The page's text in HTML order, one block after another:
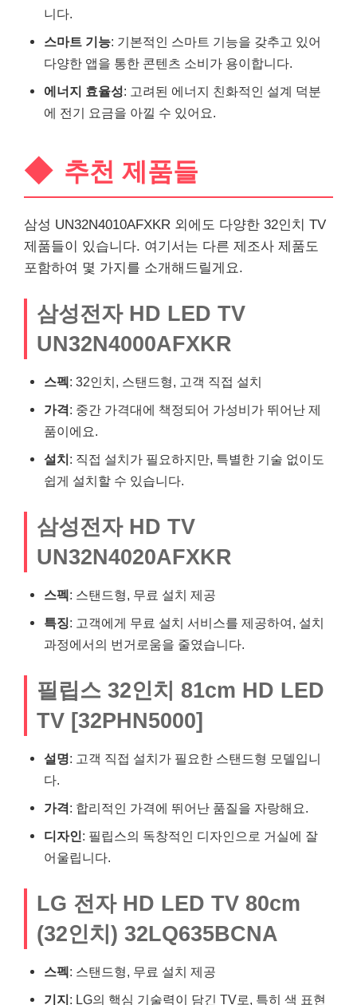
니다.
스마트 기능: 기본적인 스마트 기능을 갖추고 있어
다양한 앱을 통한 콘텐츠 소비가 용이합니다.
에너지 효율성: 고려된 에너지 친화적인 설계 덕분
에 전기 요금을 아낄 수 있어요.
추천 제품들
삼성 UN32N4010AFXKR 외에도 다양한 32인치 TV
제품들이 있습니다. 여기서는 다른 제조사 제품도
포함하여 몇 가지를 소개해드릴게요.
삼성전자 HD LED TV
UN32N4000AFXKR
스펙 : 32인치, 스탠드형, 고객 직접 설치
가격 : 중간 가격대에 책정되어 가성비가 뛰어난 제
품이에요.
설치 : 직접 설치가 필요하지만, 특별한 기술 없이도
쉽게 설치할 수 있습니다.
삼성전자 HD TV
UN32N4020AFXKR
스펙 : 스탠드형, 무료 설치 제공
특징: 고객에게 무료 설치 서비스를 제공하여, 설치
과정에서의 번거로움을 줄였습니다.
필립스 32인치 81cm HD LED
TV [32PHN5000]
설명: 고객 직접 설치가 필요한 스탠드형 모델입니
다.
가격 : 합리적인 가격에 뛰어난 품질을 자랑해요.
디자인: 필립스의 독창적인 디자인으로 거실에 잘
어울립니다.
LG 전자 HD LED TV 80cm
(32인치) 32LQ635BCNA
스펙 : 스탠드형, 무료 설치 제공
기지 : LG의 핵심 기술력이 담긴 TV로, 특히 색 표현